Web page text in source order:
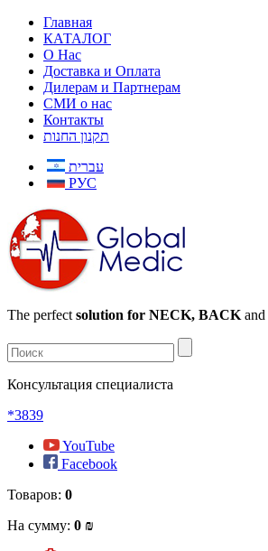
Главная
КАТАЛОГ
О Нас
Доставка и Оплата
Дилерам и Партнерам
СМИ о нас
Контакты
תקנון החנות
עברית
РУС
The perfect solution for NECK, BACK and
Консультация специалиста
*3839
YouTube
Facebook
Товаров: 0
На сумму: 0 ₪